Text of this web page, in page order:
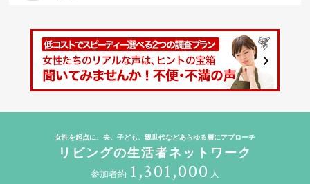
女性を起点に、夫、子ども、親世代などあらゆる層にアプローチ
リビングの生活者ネットワーク
参加者約 1,301,000 人